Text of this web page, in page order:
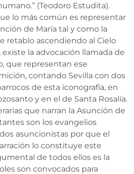
(Teodoro Estudita).
lo más común es representar
de María tal y como la
retablo ascendiendo al Cielo
la advocación llamada de
que representan ese
contando Sevilla con dos
de esta iconografía, en
y en el de Santa Rosalía.
que narran la Asunción de
son los evangelios
asuncionistas por que el
lo constituye este
de todos ellos es la
son convocados para